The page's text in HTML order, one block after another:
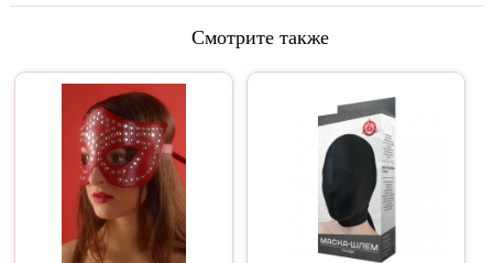
Смотрите также